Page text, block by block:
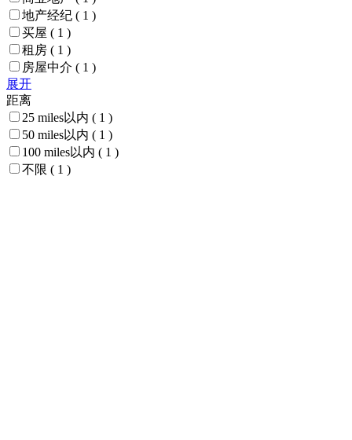
地产经纪 ( 1 )
买屋 ( 1 )
租房 ( 1 )
房屋中介 ( 1 )
展开
距离
25 miles以内 ( 1 )
50 miles以内 ( 1 )
100 miles以内 ( 1 )
不限 ( 1 )